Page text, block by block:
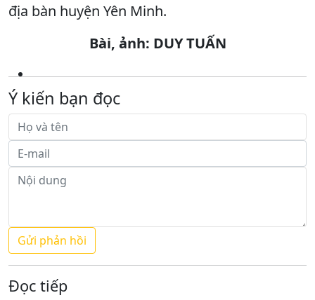
địa bàn huyện Yên Minh.
Bài, ảnh: DUY TUẤN
Ý kiến bạn đọc
Đọc tiếp